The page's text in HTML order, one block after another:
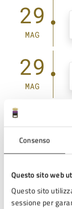
Consenso
Questo sito web
Questo sito
sessione per
29
MAG
29
MAG
Costi